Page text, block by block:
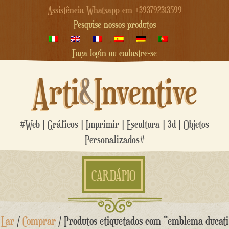
Assistência Whatsapp em +393792313599
Pesquise nossos produtos
Faça login ou cadastre-se
Arti&Inventive
#Web | Gráficos | Imprimir | Escultura | 3d | Objetos
Personalizados#
CARDÁPIO
Ir
para
Lar/Comprar/ Produtos etiquetados com “emblema ducati